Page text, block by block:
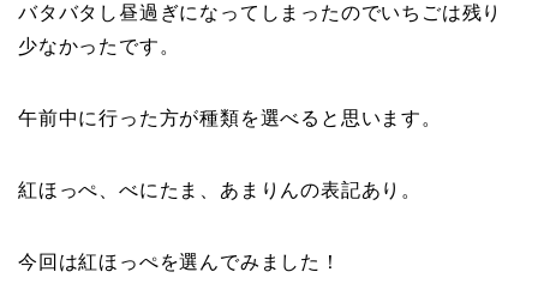
バタバタし昼過ぎになってしまったのでいちごは残り
少なかったです。
午前中に行った方が種類を選べると思います。
紅ほっぺ、べにたま、あまりんの表記あり。
今回は紅ほっぺを選んでみました！